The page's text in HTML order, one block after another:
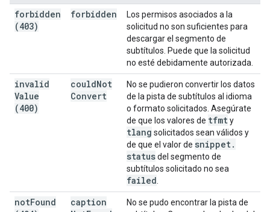
forbidden
(403)
forbidden
Los permisos asociados a la
solicitud no son suficientes para
descargar el segmento de
subtítulos. Puede que la solicitud
no esté debidamente autorizada.
invalid
Value
(400)
couldNot
Convert
No se pudieron convertir los datos
de la pista de subtítulos al idioma
o formato solicitados. Asegúrate
de que los valores de tfmty
tlang solicitados sean válidos y
de que el valor de snippet.
statusdel segmento de
subtítulos solicitado no sea
failed
notFound
caption
No se pudo encontrar la pista de